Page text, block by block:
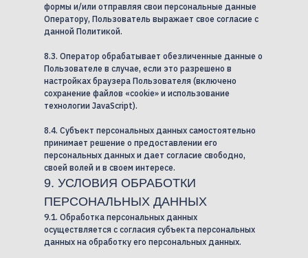
формы и/или отправляя свои персональные данные
Оператору, Пользователь выражает свое согласие с
данной Политикой.
8.3. Оператор обрабатывает обезличенные данные о
Пользователе в случае, если это разрешено в
настройках браузера Пользователя (включено
сохранение файлов «cookie» и использование
технологии JavaScript).
8.4. Субъект персональных данных самостоятельно
принимает решение о предоставлении его
персональных данных и дает согласие свободно,
своей волей и в своем интересе.
9. УСЛОВИЯ ОБРАБОТКИ
ПЕРСОНАЛЬНЫХ ДАННЫХ
9.1. Обработка персональных данных
осуществляется с согласия субъекта персональных
данных на обработку его персональных данных.